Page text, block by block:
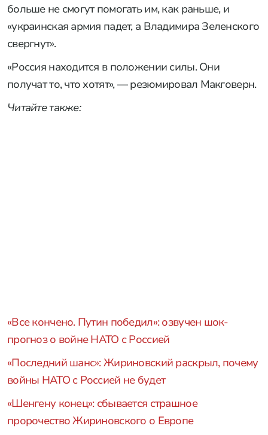
больше не смогут помогать им, как раньше, и
«украинская армия падет, а Владимира Зеленского
свергнут».
«Россия находится в положении силы. Они
получат то, что хотят», — резюмировал Макговерн.
Читайте также:
«Все кончено. Путин победил»: озвучен шок-
прогноз о войне НАТО с Россией
«Последний шанс»: Жириновский раскрыл, почему
войны НАТО с Россией не будет
«Шенгену конец»: сбывается страшное
пророчество Жириновского о Европе